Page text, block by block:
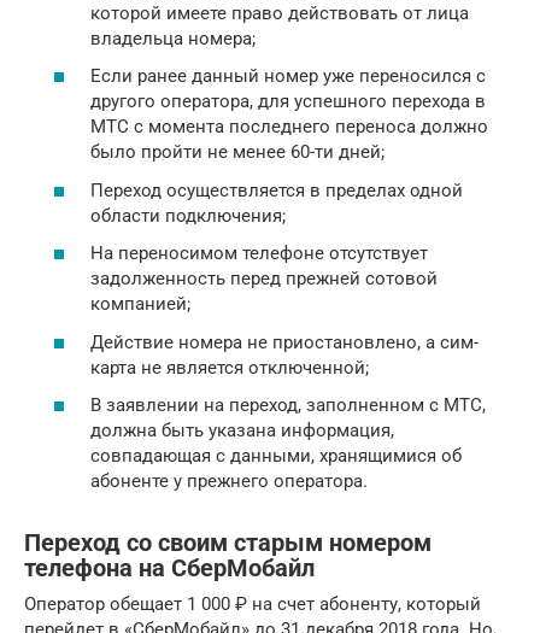
которой имеете право действовать от лица
владельца номера;
Если ранее данный номер уже переносился с
другого оператора, для успешного перехода в
МТС с момента последнего переноса должно
было пройти не менее 60-ти дней;
Переход осуществляется в пределах одной
области подключения;
На переносимом телефоне отсутствует
задолженность перед прежней сотовой
компанией;
Действие номера не приостановлено, а сим-
карта не является отключенной;
В заявлении на переход, заполненном с МТС,
должна быть указана информация,
совпадающая с данными, хранящимися об
абоненте у прежнего оператора.
Переход со своим старым номером
телефона на СберМобайл
Оператор обещает 1 000 ₽ на счет абоненту, который